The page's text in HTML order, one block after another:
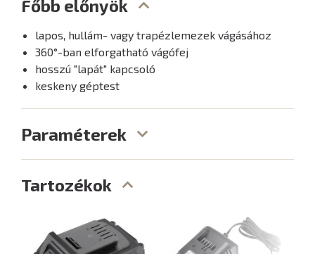
Főbb előnyök
lapos, hullám- vagy trapézlemezek vágásához
360°-ban elforgatható vágófej
hosszú "lapát" kapcsoló
keskeny géptest
Paraméterek
Tartozékok